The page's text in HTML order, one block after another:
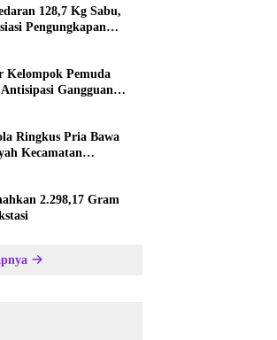
128,7 Kg Sabu,
Pengungkapan
Kelompok Pemuda
Gangguan
Ringkus Pria Bawa
Kecamatan
2.298,17 Gram